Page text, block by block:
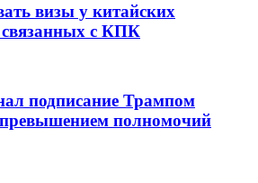
визы у китайских
связанных с КПК
подписание Трампом
превышением полномочий